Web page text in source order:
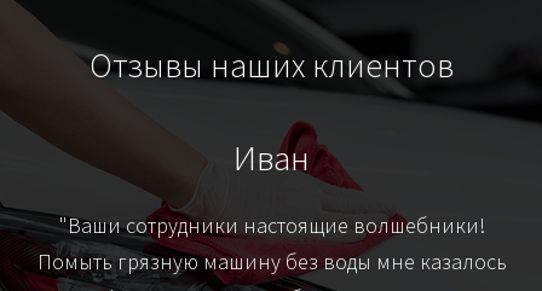
Отзывы наших клиентов
Иван
"Ваши сотрудники настоящие волшебники!
Помыть грязную машину без воды мне казалось